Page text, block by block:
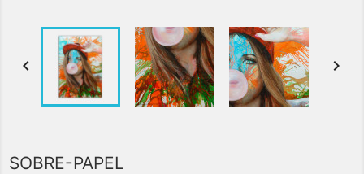
 
SOBRE-PAPEL